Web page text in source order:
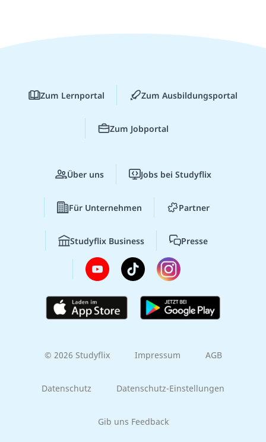
Zum Lernportal Zum Ausbildungsportal
Zum Jobportal
Über uns Jobs bei Studyflix
Für Unternehmen Partner
Studyflix Business Presse
© 2026 Studyflix Impressum AGB
Datenschutz Datenschutz-Einstellungen
Gib uns Feedback